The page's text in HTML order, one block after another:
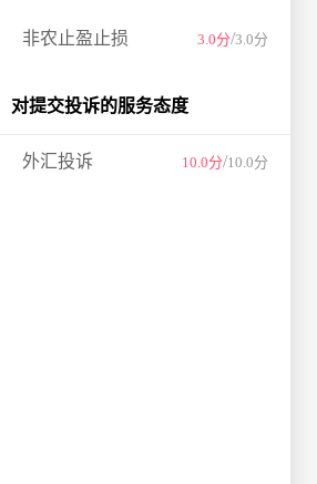
非农止盈止损 3.0分/3.0分
对提交投诉的服务态度
外汇投诉 10.0分/10.0分